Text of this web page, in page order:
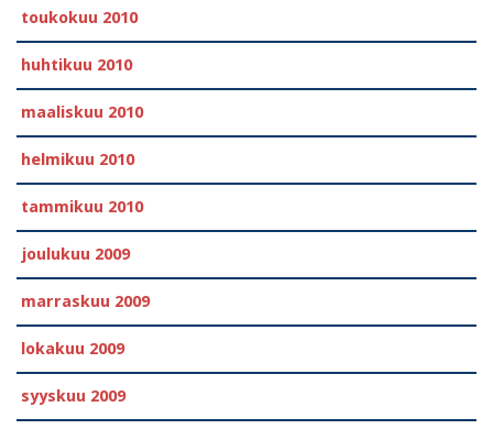
toukokuu 2010
huhtikuu 2010
maaliskuu 2010
helmikuu 2010
tammikuu 2010
joulukuu 2009
marraskuu 2009
lokakuu 2009
syyskuu 2009